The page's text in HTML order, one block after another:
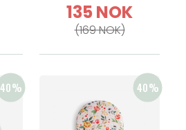
135 NOK
(169 NOK)